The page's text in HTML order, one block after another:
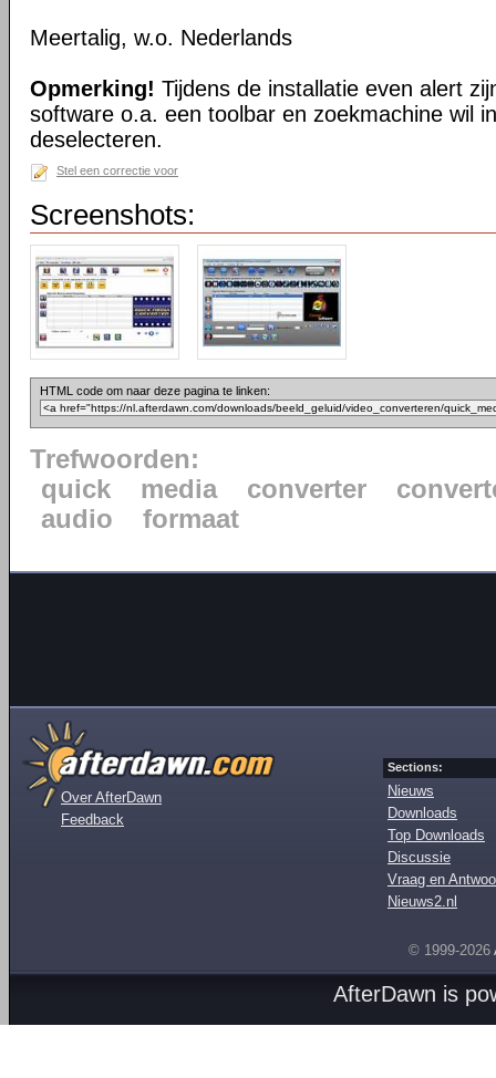
Meertalig, w.o. Nederlands
Opmerking! Tijdens de installatie even alert
software o.a. een toolbar en zoekmachine wil
deselecteren.
Stel een correctie voor
Screenshots:
HTML code om naar deze pagina te linken:
Trefwoorden:
quick
media converter
audio
formaat
Over AfterDawn
Feedback
Sections:
Nieuws
Downloads
Top Downloads
Discussie
Vraag en
Nieuws2.nl
© 1999-2026
AfterDawn is